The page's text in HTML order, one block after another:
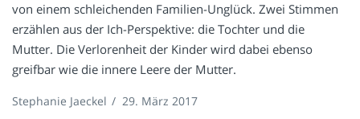
von einem schleichenden Familien-Unglück. Zwei Stimmen
erzählen aus der Ich-Perspektive: die Tochter und die
Mutter. Die Verlorenheit der Kinder wird dabei ebenso
greifbar wie die innere Leere der Mutter.
Stephanie Jaeckel / 29. März 2017